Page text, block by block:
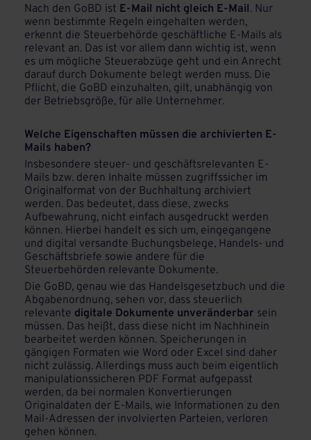
Nach den GoBD ist E-Mail nicht gleich E-Mail. Nur
wenn bestimmte Regeln eingehalten werden,
erkennt die Steuerbehörde geschäftliche E-Mails als
relevant an. Das ist vor allem dann wichtig ist, wenn
es um mögliche Steuerabzüge geht und ein Anrecht
darauf durch Dokumente belegt werden muss. Die
Pflicht, die GoBD einzuhalten, gilt, unabhängig von
der Betriebsgröße, für alle Unternehmer.
Welche Eigenschaften müssen die archivierten E-
Mails haben?
Insbesondere steuer- und geschäftsrelevanten E-
Mails bzw. deren Inhalte müssen zugriffssicher im
Originalformat von der Buchhaltung archiviert
werden. Das bedeutet, dass diese, zwecks
Aufbewahrung, nicht einfach ausgedruckt werden
können. Hierbei handelt es sich um, eingegangene
und digital versandte Buchungsbelege, Handels- und
Geschäftsbriefe sowie andere für die
Steuerbehörden relevante Dokumente.
Die GoBD, genau wie das Handelsgesetzbuch und die
Abgabenordnung, sehen vor, dass steuerlich
relevante digitale Dokumente unveränderbar sein
müssen. Das heißt, dass diese nicht im Nachhinein
bearbeitet werden können. Speicherungen in
gängigen Formaten wie Word oder Excel sind daher
nicht zulässig. Allerdings muss auch beim eigentlich
manipulationssicheren PDF Format aufgepasst
werden, da bei normalen Konvertierungen
Originaldaten der E-Mails, wie Informationen zu den
Mail-Adressen der involvierten Parteien, verloren
gehen können.